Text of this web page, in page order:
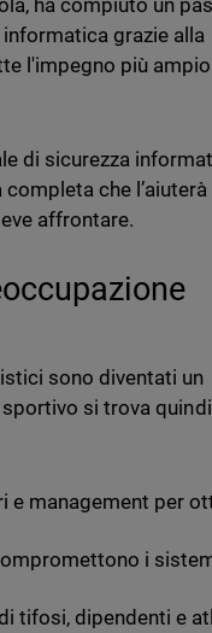
ha compiuto un
grazie alla
l'impegno più ampio
di sicurezza
che l’aiuterà
affrontare.
sono diventati un
si trova
e management per
i
tifosi, dipendenti e